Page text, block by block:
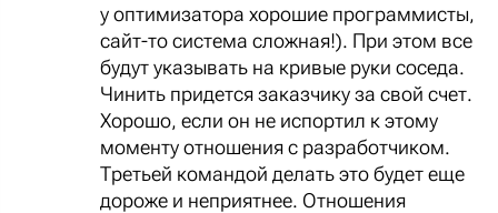
у оптимизатора хорошие программисты,
сайт-то система сложная!). При этом все
будут указывать на кривые руки соседа.
Чинить придется заказчику за свой счет.
Хорошо, если он не испортил к этому
моменту отношения с разработчиком.
Третьей командой делать это будет еще
дороже и неприятнее. Отношения